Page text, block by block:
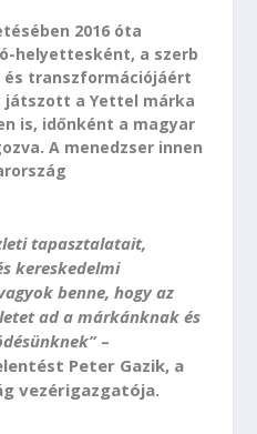
2016 óta
helyettesként, a szerb
transzformációjáért
a Yettel márka
is, időnként a magyar
A menedzser innen
tapasztalatait,
kereskedelmi
benne, hogy az
ad a márkánknak és
–
Peter Gazik, a
vezérigazgatója.